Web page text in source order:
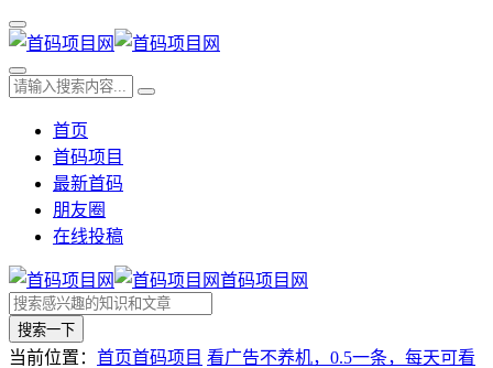
首页
首码项目
最新首码
朋友圈
在线投稿
首码项目网
搜索一下
当前位置： 首页首码项目 看广告不养机，0.5一条，每天可看